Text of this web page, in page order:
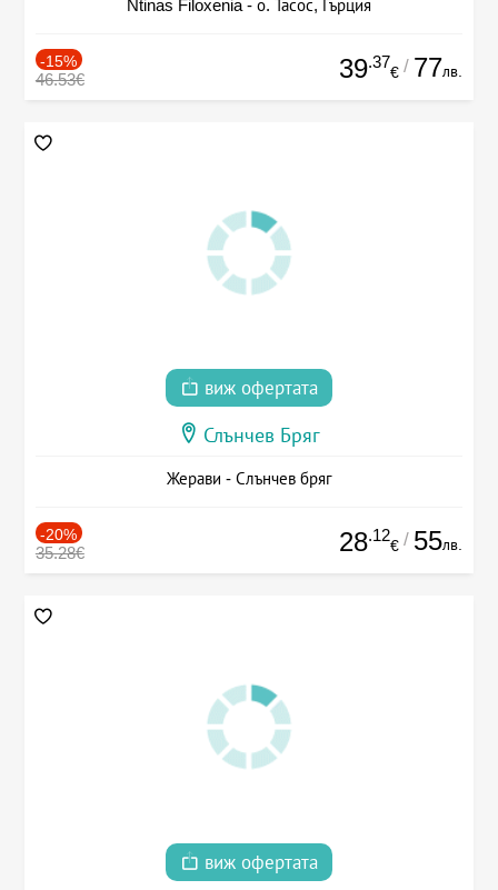
Ntinas Filoxenia - о. Тасос, Гърция
-15%
46.53€ 39.37
€ / 77лв.
виж офертата
Слънчев Бряг
Жерави - Слънчев бряг
-20%
35.28€ 28.12
€ / 55лв.
виж офертата